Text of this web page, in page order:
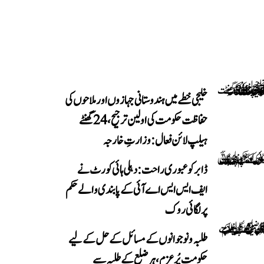
خلیجی خطے میں ہندوستانی جہازوں اور ملاحوں کی
حفاظت حکومت کی اولین ترجیح، 24 گھنٹے
ہیلپ لائن فعال: وزارتِ خارجہ
ڈابر کو عبوری راحت: دہلی ہائی کورٹ نے
ایف ایس ایس اے آئی کے پابندی والے حکم
پر لگائی روک
طلبہ و نوجوانوں کے مسائل کے حل کے لیے
حکومت پُرعزم، ہر ضلع کے طلبہ سے